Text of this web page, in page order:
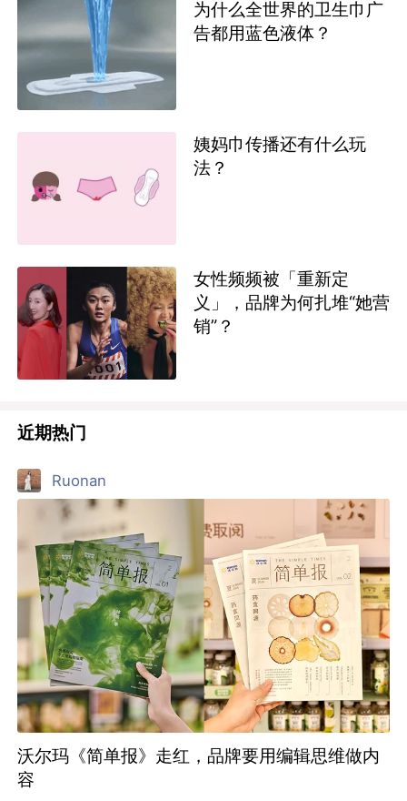
为什么全世界的卫生巾广
告都用蓝色液体？
姨妈巾传播还有什么玩
法？
女性频频被「重新定
义」，品牌为何扎堆“她营
销”？
近期热门
Ruonan
沃尔玛《简单报》走红，品牌要用编辑思维做内
容